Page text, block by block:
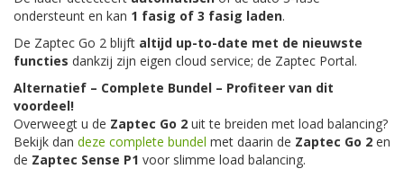
ondersteunt en kan 1 fasig of 3 fasig laden.
De Zaptec Go 2 blijft altijd up-to-date met de nieuwste
functies dankzij zijn eigen cloud service; de Zaptec Portal.
Alternatief – Complete Bundel – Profiteer van dit
voordeel!
Overweegt u de Zaptec Go 2 uit te breiden met load balancing?
Bekijk dan deze complete bundel met daarin de Zaptec Go 2 en
de Zaptec Sense P1 voor slimme load balancing.